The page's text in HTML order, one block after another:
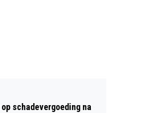
schadevergoeding na